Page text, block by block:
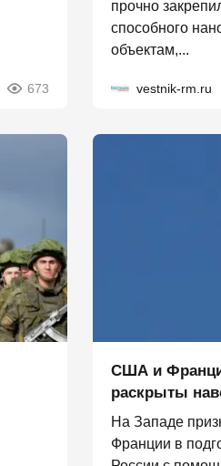
673
прочно
способного
объектам,...
vestnik-rm.ru
США и
раскрыты
На Западе
Франции в